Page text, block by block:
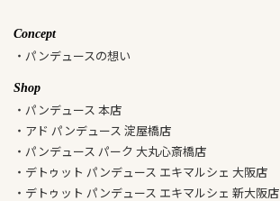
Concept
・パンデュースの想い
Shop
・パンデュース 本店
・アド パンデュース 淀屋橋店
・パンデュース パーク 大丸心斎橋店
・デトゥット パンデュース エキマルシェ 大阪店
・デトゥット パンデュース エキマルシェ 新大阪店